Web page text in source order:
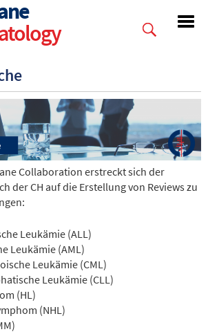
Collaboration erstreckt sich der
der CH auf die Erstellung von Reviews zu
Leukämie (ALL)
Leukämie (AML)
Leukämie (CML)
Leukämie (CLL)
(HL)
(NHL)